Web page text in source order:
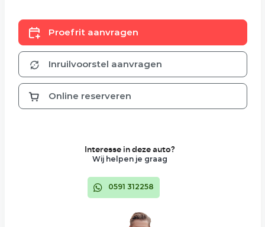
Proefrit aanvragen
Inruilvoorstel aanvragen
Online reserveren
Interesse in deze auto?
Wij helpen je graag
0591 312258